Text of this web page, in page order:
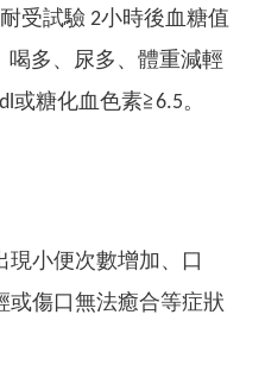
受試驗 2小時後血糖值
喝多、尿多、體重減輕
或糖化血色素≧6.5。
小便次數增加、口
或傷口無法癒合等症狀